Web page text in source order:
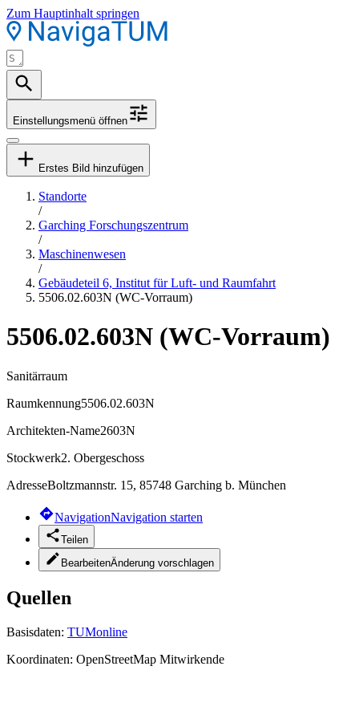
Zum Hauptinhalt springen
Einstellungsmenü öffnen
Erstes Bild hinzufügen
Standorte
/
Garching Forschungszentrum
/
Maschinenwesen
/
Gebäudeteil 6, Institut für Luft- und Raumfahrt
5506.02.603N (WC-Vorraum)
5506.02.603N (WC-Vorraum)
Sanitärraum
Raumkennung5506.02.603N
Architekten-Name2603N
Stockwerk2. Obergeschoss
AdresseBoltzmannstr. 15, 85748 Garching b. München
NavigationNavigation starten
Teilen
BearbeitenÄnderung vorschlagen
Quellen
Basisdaten: TUMonline
Koordinaten: OpenStreetMap Mitwirkende